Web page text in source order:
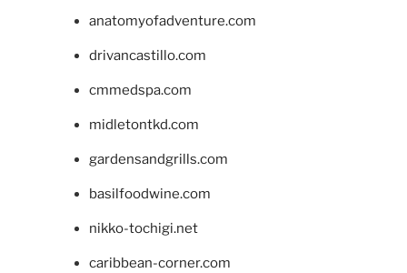
anatomyofadventure.com
drivancastillo.com
cmmedspa.com
midletontkd.com
gardensandgrills.com
basilfoodwine.com
nikko-tochigi.net
caribbean-corner.com